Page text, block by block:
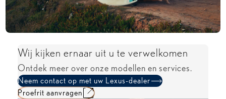
Wij kijken ernaar uit u te verwelkomen
Ontdek meer over onze modellen en services.
Neem contact op met uw Lexus-dealer
Proefrit aanvragen